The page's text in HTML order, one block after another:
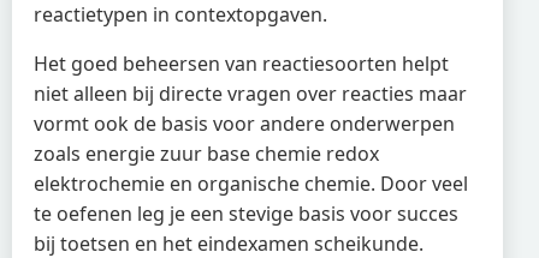
reactietypen in contextopgaven.
Het goed beheersen van reactiesoorten helpt
niet alleen bij directe vragen over reacties maar
vormt ook de basis voor andere onderwerpen
zoals energie zuur base chemie redox
elektrochemie en organische chemie. Door veel
te oefenen leg je een stevige basis voor succes
bij toetsen en het eindexamen scheikunde.